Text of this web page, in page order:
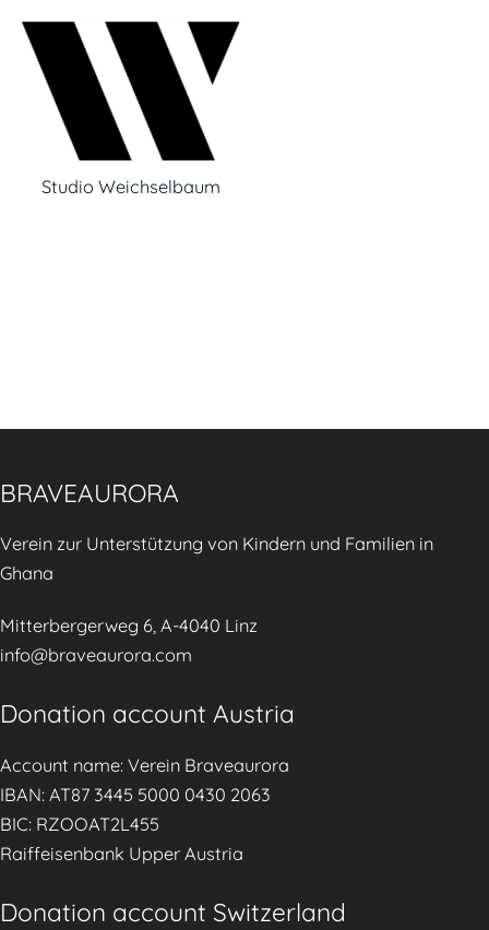
Studio Weichselbaum
BRAVEAURORA
Verein zur Unterstützung von Kindern und Familien in
Ghana
Mitterbergerweg 6, A-4040 Linz
info@braveaurora.com
Donation account Austria
Account name: Verein Braveaurora
IBAN: AT87 3445 5000 0430 2063
BIC: RZOOAT2L455
Raiffeisenbank Upper Austria
Donation account Switzerland